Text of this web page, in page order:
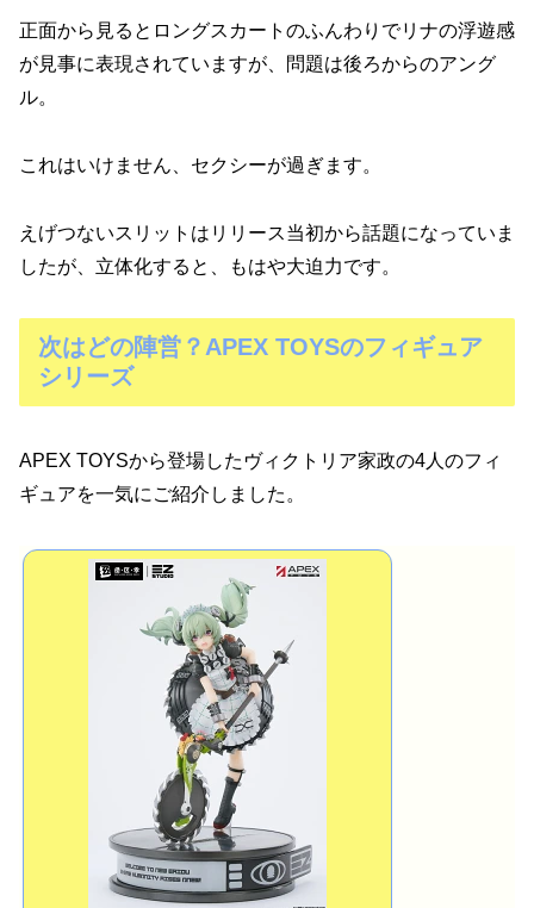
正面から見るとロングスカートのふんわりでリナの浮遊感
が見事に表現されていますが、問題は後ろからのアング
ル。
これはいけません、セクシーが過ぎます。
えげつないスリットはリリース当初から話題になっていま
したが、立体化すると、もはや大迫力です。
次はどの陣営？APEX TOYSのフィギュア
シリーズ
APEX TOYSから登場したヴィクトリア家政の4人のフィ
ギュアを一気にご紹介しました。